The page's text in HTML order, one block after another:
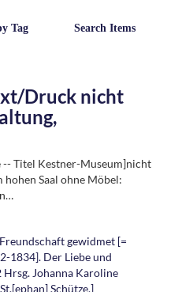
Tag Search Items
Druck nicht
-- Titel Kestner-Museum]nicht
Saal ohne Möbel: